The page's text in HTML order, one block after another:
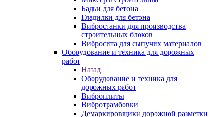
Бадьи для бетона
Гладилки для бетона
Вибростанки для производства
строительных блоков
Вибросита для сыпучих материалов
Оборудование и техника для дорожных
работ
Назад
Оборудование и техника для
дорожных работ
Виброплиты
Вибротрамбовки
Демаркировщики дорожной разметки